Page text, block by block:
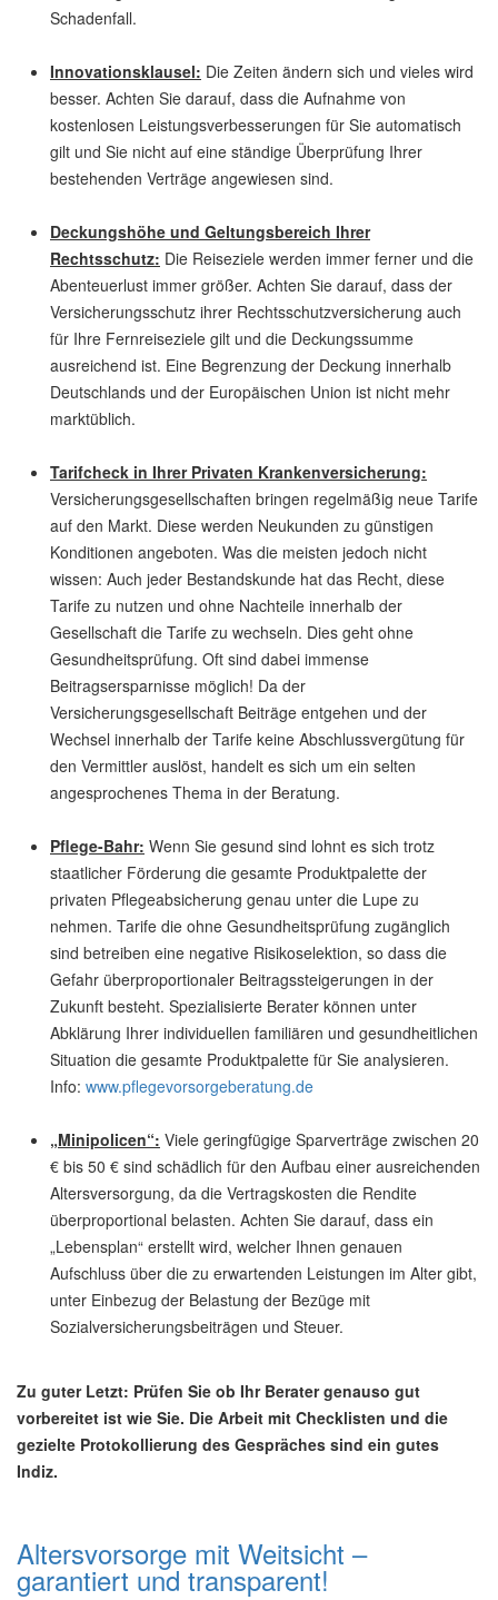
Schadenfall.
Innovationsklausel: Die Zeiten ändern sich und vieles wird
besser. Achten Sie darauf, dass die Aufnahme von
kostenlosen Leistungsverbesserungen für Sie automatisch
gilt und Sie nicht auf eine ständige Überprüfung Ihrer
bestehenden Verträge angewiesen sind.
Deckungshöhe und Geltungsbereich Ihrer
Rechtsschutz: Die Reiseziele werden immer ferner und die
Abenteuerlust immer größer. Achten Sie darauf, dass der
Versicherungsschutz ihrer Rechtsschutzversicherung auch
für Ihre Fernreiseziele gilt und die Deckungssumme
ausreichend ist. Eine Begrenzung der Deckung innerhalb
Deutschlands und der Europäischen Union ist nicht mehr
marktüblich.
Tarifcheck in Ihrer Privaten Krankenversicherung:
Versicherungsgesellschaften bringen regelmäßig neue Tarife
auf den Markt. Diese werden Neukunden zu günstigen
Konditionen angeboten. Was die meisten jedoch nicht
wissen: Auch jeder Bestandskunde hat das Recht, diese
Tarife zu nutzen und ohne Nachteile innerhalb der
Gesellschaft die Tarife zu wechseln. Dies geht ohne
Gesundheitsprüfung. Oft sind dabei immense
Beitragsersparnisse möglich! Da der
Versicherungsgesellschaft Beiträge entgehen und der
Wechsel innerhalb der Tarife keine Abschlussvergütung für
den Vermittler auslöst, handelt es sich um ein selten
angesprochenes Thema in der Beratung.
Pflege-Bahr: Wenn Sie gesund sind lohnt es sich trotz
staatlicher Förderung die gesamte Produktpalette der
privaten Pflegeabsicherung genau unter die Lupe zu
nehmen. Tarife die ohne Gesundheitsprüfung zugänglich
sind betreiben eine negative Risikoselektion, so dass die
Gefahr überproportionaler Beitragssteigerungen in der
Zukunft besteht. Spezialisierte Berater können unter
Abklärung Ihrer individuellen familiären und gesundheitlichen
Situation die gesamte Produktpalette für Sie analysieren.
Info: www.pflegevorsorgeberatung.de
„Minipolicen“: Viele geringfügige Sparverträge zwischen 20
€ bis 50 € sind schädlich für den Aufbau einer ausreichenden
Altersversorgung, da die Vertragskosten die Rendite
überproportional belasten. Achten Sie darauf, dass ein
„Lebensplan“ erstellt wird, welcher Ihnen genauen
Aufschluss über die zu erwartenden Leistungen im Alter gibt,
unter Einbezug der Belastung der Bezüge mit
Sozialversicherungsbeiträgen und Steuer.
Zu guter Letzt: Prüfen Sie ob Ihr Berater genauso gut
vorbereitet ist wie Sie. Die Arbeit mit Checklisten und die
gezielte Protokollierung des Gespräches sind ein gutes
Indiz.
Altersvorsorge mit Weitsicht –
garantiert und transparent!